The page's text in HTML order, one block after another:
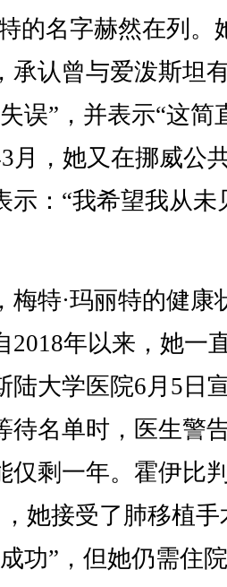
的名字赫然在列。
承认曾与爱泼斯坦
误”，并表示“这简
月，她又在挪威公
示：“我希望我从未
特·玛丽特的健康
2018年以来，她一
陆大学医院6月5日
待名单时，医生警
仅剩一年。霍伊比
她接受了肺移植手
功”，但她仍需住